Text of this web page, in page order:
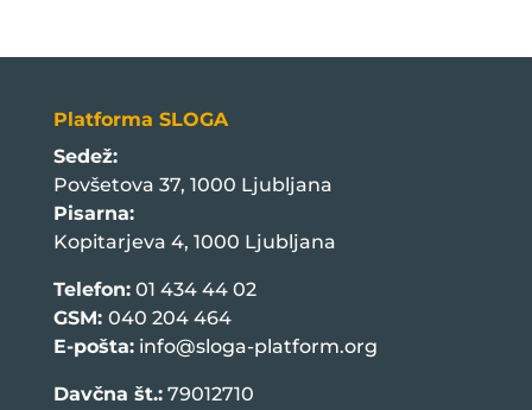
Platforma SLOGA
Sedež:
Povšetova 37, 1000 Ljubljana
Pisarna:
Kopitarjeva 4, 1000 Ljubljana
Telefon:01 434 44 02
GSM: 040 204 464
E-pošta: info@sloga-platform.org
Davčna št.:79012710